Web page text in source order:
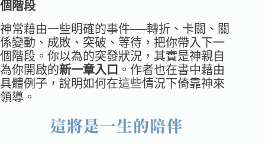
個階段
神常藉由一些明確的事件──轉折、卡關、關
係變動、成敗、突破、等待，把你帶入下一
個階段。你以為的突發狀況，其實是神親自
為你開啟的新一章入口 。作者也在書中藉由
具體例子，說明如何在這些情況下倚靠神來
領導。